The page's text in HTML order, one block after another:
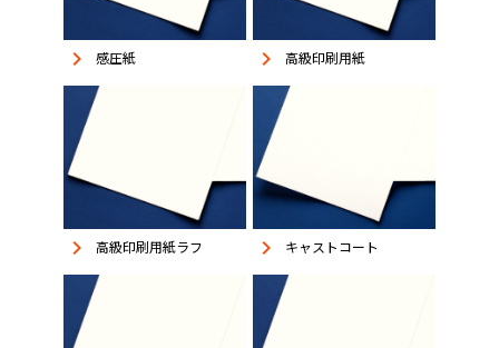
keyboard_arrow_right 感圧紙 keyboard_arrow_right 高級印刷用紙
keyboard_arrow_right 高級印刷用紙ラフ keyboard_arrow_right キャストコート